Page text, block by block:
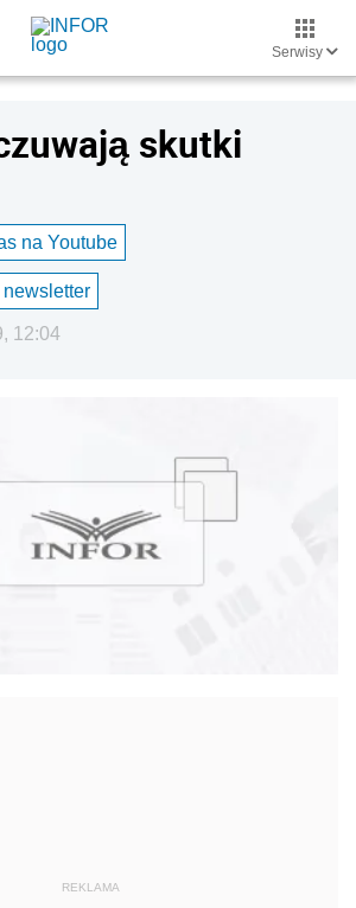
Serwisy
skutki
na Youtube
12:04